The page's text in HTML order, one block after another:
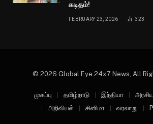
கடிதம்!
FEBRUARY 23, 2026 323
© 2026 Global Eye 24x7 News, All
முகப்பு தமிழ்நாடு இந்தியா
அறிவியல்
சினிமா வரலாறு